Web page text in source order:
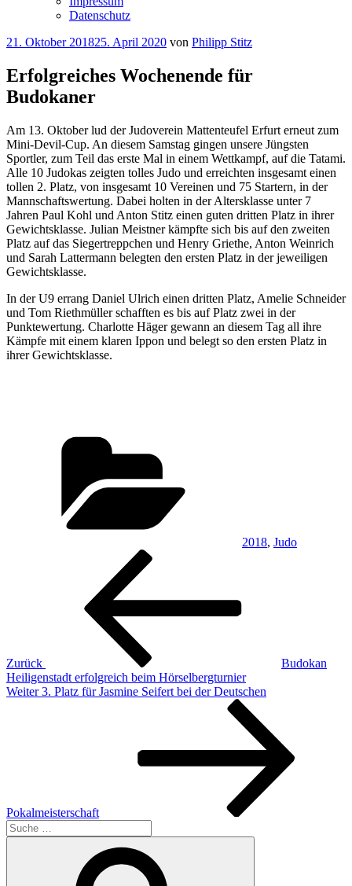
Datenschutz
Veröffentlicht
21. Oktober 201825. April 2020 von Philipp Stitz
Erfolgreiches Wochenende für
Budokaner
Am 13. Oktober lud der Judoverein Mattenteufel Erfurt erneut zum
Mini-Devil-Cup. An diesem Samstag gingen unsere Jüngsten
Sportler, zum Teil das erste Mal in einem Wettkampf, auf die Tatami.
Alle 10 Judokas zeigten tolles Judo und erreichten insgesamt einen
tollen 2. Platz, von insgesamt 10 Vereinen und 75 Startern, in der
Mannschaftswertung. Dabei holten in der Altersklasse unter 7
Jahren Paul Kohl und Anton Stitz einen guten dritten Platz in ihrer
Gewichtsklasse. Julian Meistner kämpfte sich bis auf den zweiten
Platz auf das Siegertreppchen und Henry Griethe, Anton Weinrich
und Sarah Lattermann belegten den ersten Platz in der jeweiligen
Gewichtsklasse.
In der U9 errang Daniel Ulrich einen dritten Platz, Amelie Schneider
und Tom Riethmüller schafften es bis auf Platz zwei in der
Punktewertung. Charlotte Häger gewann an diesem Tag all ihre
Kämpfe mit einem klaren Ippon und belegt so den ersten Platz in
ihrer Gewichtsklasse.
2018, Judo
Beitragsnavigation
Zurück
Budokan
Heiligenstadt erfolgreich beim Hörselbergturnier
Nächster
Weiter 3. Platz für Jasmine Seifert bei der Deutschen
Pokalmeisterschaft
Suche
nach: